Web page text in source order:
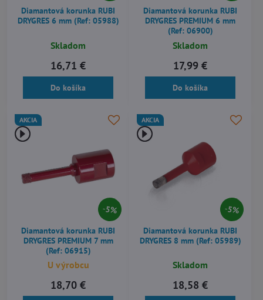
Diamantová korunka RUBI
DRYGRES 6 mm (Ref: 05988)
Skladom
16,71 €
Do košíka
Diamantová korunka RUBI
DRYGRES PREMIUM 6 mm
(Ref: 06900)
Skladom
17,99 €
Do košíka
5%
AKCIA
Diamantová korunka RUBI
DRYGRES PREMIUM 7 mm
(Ref: 06915)
U výrobcu
18,70 €
5%
AKCIA
Diamantová korunka RUBI
DRYGRES 8 mm (Ref: 05989)
Skladom
18,58 €